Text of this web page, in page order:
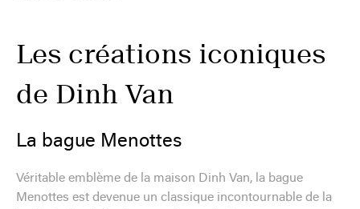
Les créations iconiques
de Dinh Van
La bague Menottes
Véritable emblème de la maison Dinh Van, la bague
Menottes est devenue un classique incontournable de la